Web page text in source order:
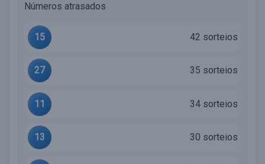
Números atrasados
15 42 sorteios
27 35 sorteios
11 34 sorteios
13 30 sorteios